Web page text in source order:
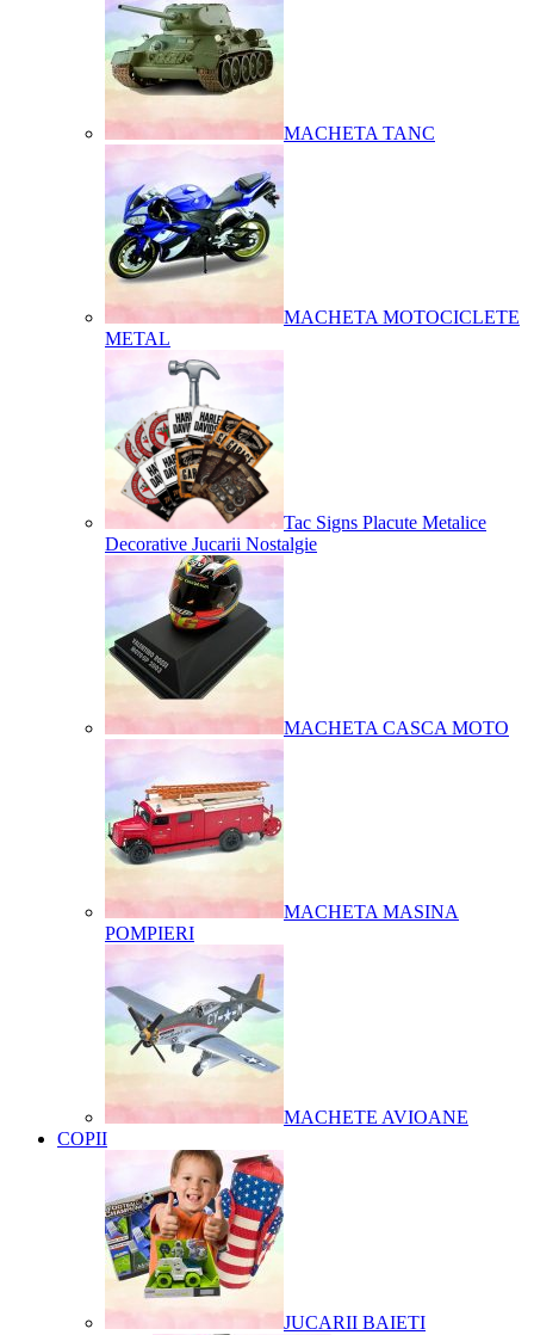
MACHETA TANC
MACHETA MOTOCICLETE
METAL
Tac Signs Placute Metalice
Decorative Jucarii Nostalgie
MACHETA CASCA MOTO
MACHETA MASINA
POMPIERI
MACHETE AVIOANE
COPII
JUCARII BAIETI